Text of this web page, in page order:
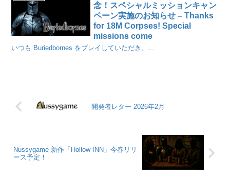
念！スペシャルミッションキャン
ペーン実施のお知らせ – Thanks
for 18M Corpses! Special
missions come
いつも Buriedbornes をプレイしていただき、...
開発者レター 2026年2月
Nussygame 新作「Hollow INN」今春リリ
ース予定！